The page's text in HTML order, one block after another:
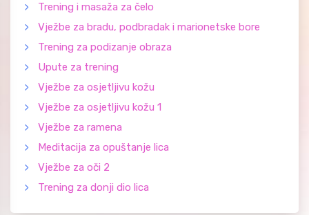
Trening i masaža za čelo
Vježbe za bradu, podbradak i marionetske bore
Trening za podizanje obraza
Upute za trening
Vježbe za osjetljivu kožu
Vježbe za osjetljivu kožu 1
Vježbe za ramena
Meditacija za opuštanje lica
Vježbe za oči 2
Trening za donji dio lica